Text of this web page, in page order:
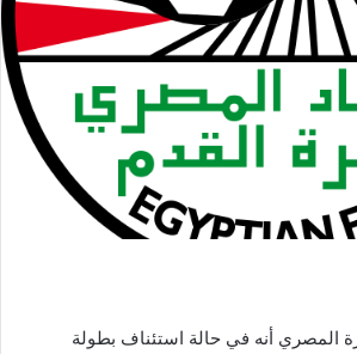
المصري أنه في حالة استئناف بطولة